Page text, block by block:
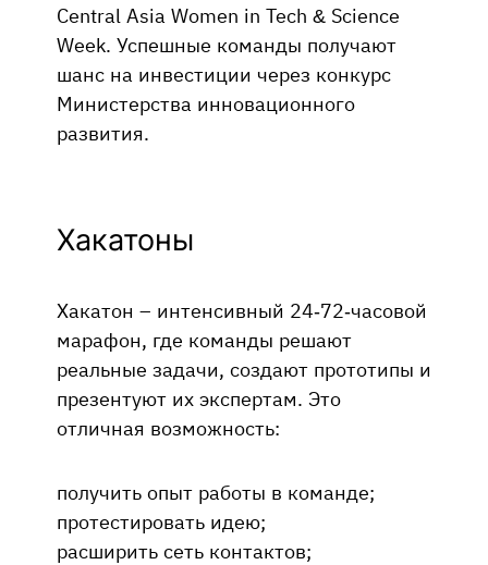
Central Asia Women in Tech & Science
Week. Успешные команды получают
шанс на инвестиции через конкурс
Министерства инновационного
развития.
Хакатоны
Хакатон – интенсивный 24-72‑часовой
марафон, где команды решают
реальные задачи, создают прототипы и
презентуют их экспертам. Это
отличная возможность:
получить опыт работы в команде;
протестировать идею;
расширить сеть контактов;